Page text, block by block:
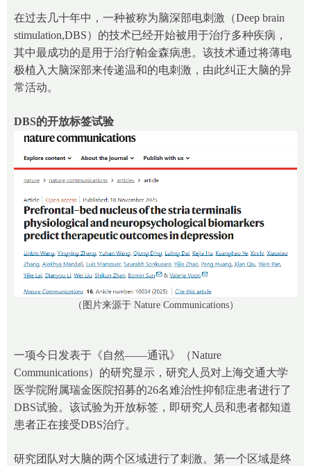
在过去几十年中，一种被称为脑深部电刺激（Deep brain
stimulation,DBS）的技术已经开始被用于治疗多种疾病，
其中最成功的是用于治疗帕金森病患。该技术通过将薄电
极植入大脑深部来传递温和的电刺激，由此纠正大脑的异
常活动。
DBS的开放标签试验
（图片来源于 Nature Communications）
一项今日发表于《自然——通讯》（Nature
Communications）的研究显示，研究人员对上海交通大学
医学院附属瑞金医院招募的26名难治性抑郁症患者进行了
DBS试验。该试验为开放标签，即研究人员和患者都知道
患者正在接受DBS治疗。
研究团队对大脑的两个区域进行了刺激。第一个区域是终